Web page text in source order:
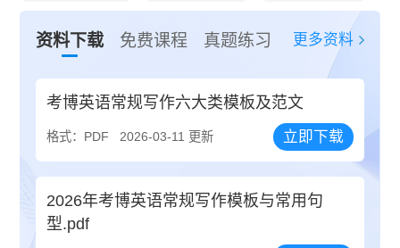
资料下载 免费课程 真题练习 更多资料
考博英语常规写作六大类模板及范文
格式：PDF 2026-03-11 更新 立即下载
2026年考博英语常规写作模板与常用句
型.pdf